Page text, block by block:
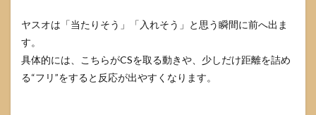
ヤスオは「当たりそう」「入れそう」と思う瞬間に前へ出ま
す。
具体的には、こちらがCSを取る動きや、少しだけ距離を詰め
る“フリ”をすると反応が出やすくなります。